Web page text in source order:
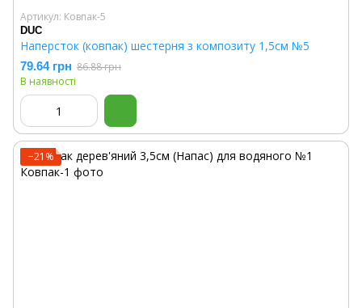
Артикул: Ковпак-5
DUC
Наперсток (ковпак) шестерня з композиту 1,5см №5
79.64 грн 86.88 грн
В наявності
−21%